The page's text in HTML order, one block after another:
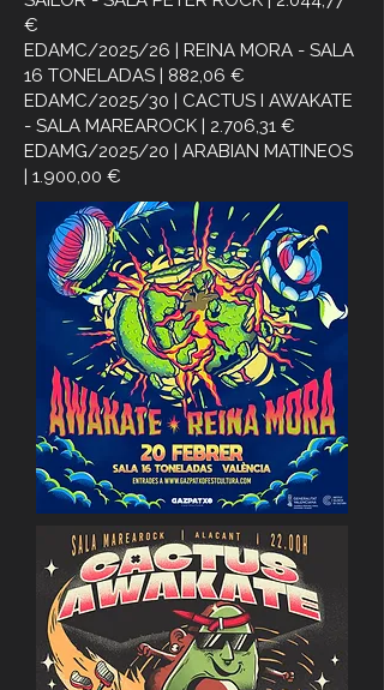
€
EDAMC/2025/26 | REINA MORA - SALA
16 TONELADAS | 882,06 €
EDAMC/2025/30 | CACTUS I AWAKATE
- SALA MAREAROCK | 2.706,31 €
EDAMG/2025/20 | ARABIAN MATINEOS
| 1.900,00 €